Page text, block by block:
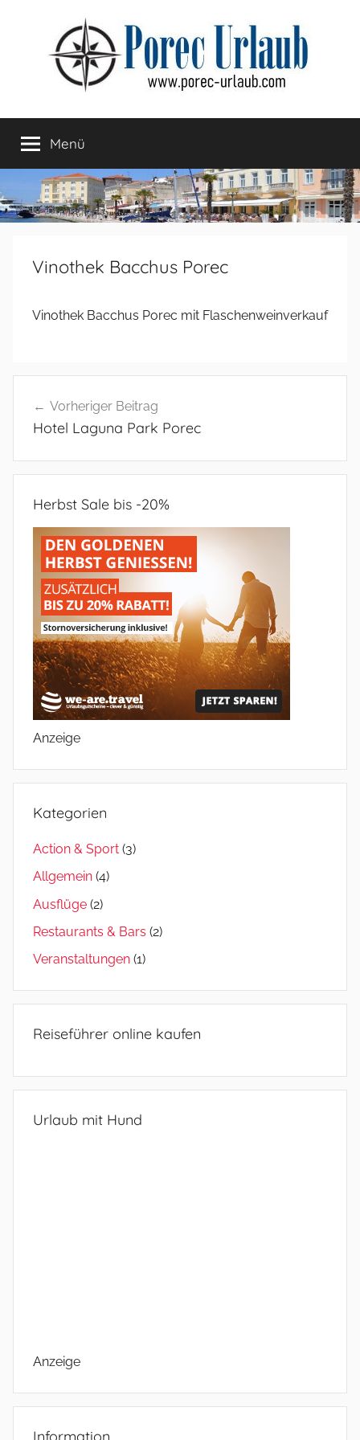
springen
Menü
Vinothek Bacchus Porec
Vinothek Bacchus Porec mit Flaschenweinverkauf
Vorheriger Beitrag
Hotel Laguna Park Porec
Herbst Sale bis -20%
Anzeige
Kategorien
Action & Sport (3)
Allgemein (4)
Ausflüge (2)
Restaurants & Bars (2)
Veranstaltungen (1)
Reiseführer online kaufen
Urlaub mit Hund
Anzeige